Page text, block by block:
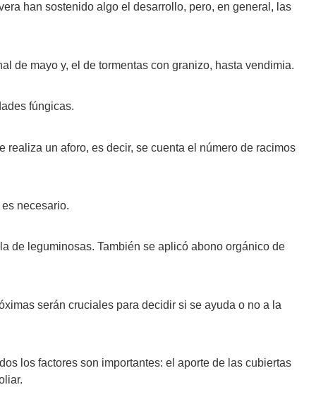
han sostenido algo el desarrollo, pero, en general, las
de mayo y, el de tormentas con granizo, hasta vendimia.
fúngicas.
un aforo, es decir, se cuenta el número de racimos
necesario.
de leguminosas. También se aplicó abono orgánico de
serán cruciales para decidir si se ayuda o no a la
los factores son importantes: el aporte de las cubiertas